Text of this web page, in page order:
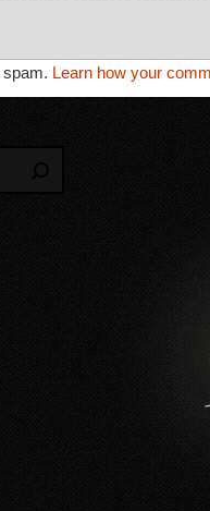
Learn how your